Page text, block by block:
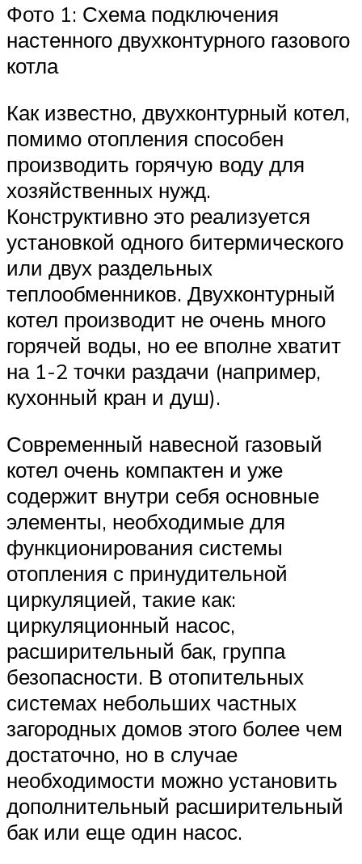
Фото 1: Схема подключения
настенного двухконтурного газового
котла
Как известно, двухконтурный котел,
помимо отопления способен
производить горячую воду для
хозяйственных нужд.
Конструктивно это реализуется
установкой одного битермического
или двух раздельных
теплообменников. Двухконтурный
котел производит не очень много
горячей воды, но ее вполне хватит
на 1-2 точки раздачи (например,
кухонный кран и душ).
Современный навесной газовый
котел очень компактен и уже
содержит внутри себя основные
элементы, необходимые для
функционирования системы
отопления с принудительной
циркуляцией, такие как:
циркуляционный насос,
расширительный бак, группа
безопасности. В отопительных
системах небольших частных
загородных домов этого более чем
достаточно, но в случае
необходимости можно установить
дополнительный расширительный
бак или еще один насос.